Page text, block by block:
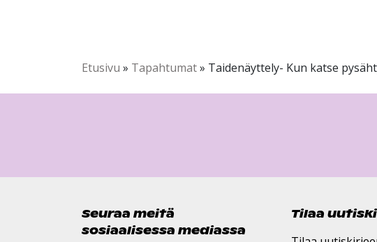
Etusivu » Tapahtumat» Taidenäyttely- Kun katse
Seuraa meitä
sosiaalisessa mediassa
Tilaa